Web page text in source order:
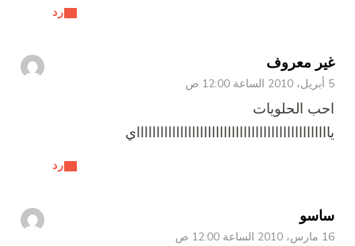
رد
غير معروف
5 أبريل، 2010 الساعة 12:00 ص
رد
احب الحلويات
ياااااااااااااااااااااااااااااااااااااااااااااااااي
ساسو
16 مارس، 2010 الساعة 12:00 ص